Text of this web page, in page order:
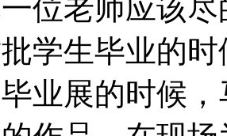
位老师应该
学生毕业的
业展的时候